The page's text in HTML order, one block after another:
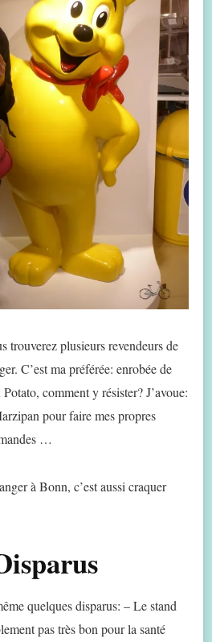
trouverez plusieurs revendeurs de
C’est ma préférée: enrobée de
comment y résister? J’avoue:
pour faire mes propres
…
à Bonn, c’est aussi craquer
quelques disparus: – Le stand
pas très bon pour la santé